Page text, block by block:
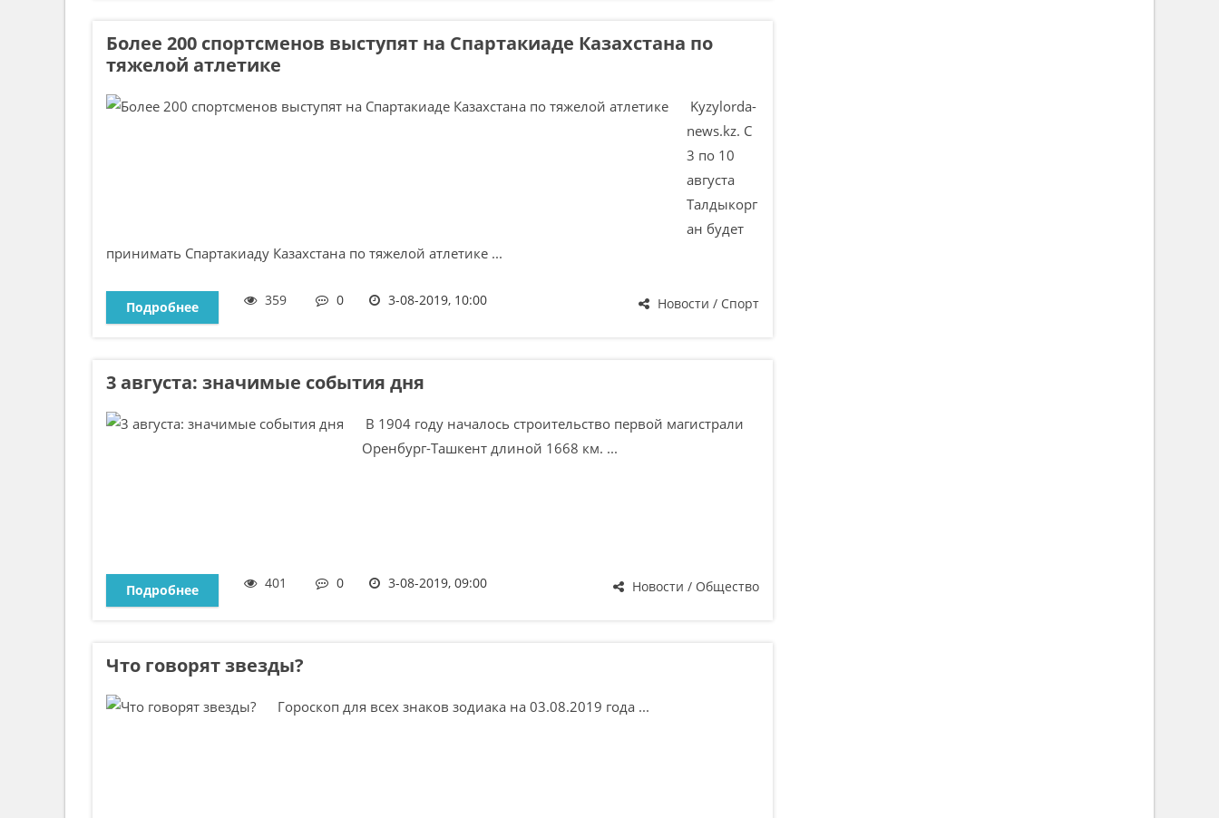
Более 200 спортсменов выступят на Спартакиаде Казахстана по
тяжелой атлетике
Kyzylorda-
news.kz. С
3 по 10
августа
Талдыкорг
ан будет
принимать Спартакиаду Казахстана по тяжелой атлетике ...
Новости / Спорт
Подробнее 359 0 3-08-2019, 10:00
3 августа: значимые события дня
В 1904 году началось строительство первой магистрали
Оренбург-Ташкент длиной 1668 км. ...
Новости / Общество
Подробнее 401 0 3-08-2019, 09:00
Что говорят звезды?
Гороскоп для всех знаков зодиака на 03.08.2019 года ...